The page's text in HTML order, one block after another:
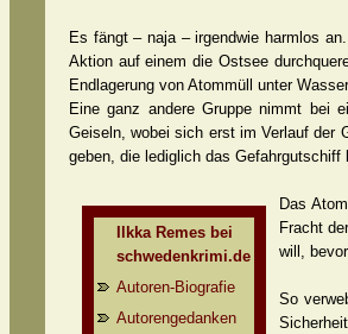
Es fängt – naja – irgendwie harmlos
Aktion auf einem die Ostsee
Endlagerung von Atommüll unter
Eine ganz andere Gruppe nimmt bei
Geiseln, wobei sich erst im Verlauf der
geben, die lediglich das Gefahrgutschiff
Ilkka Remes bei
schwedenkrimi.de
Autoren-Biografie
Autorengedanken
Das
Fracht
will,
So